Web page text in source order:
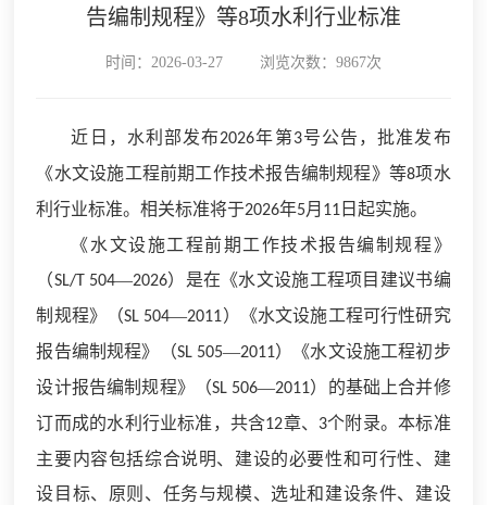
告编制规程》等8项水利行业标准
时间：2026-03-27 浏览次数：9867次
近日，水利部发布2026年第3号公告，批准发布
《水文设施工程前期工作技术报告编制规程》等8项水
利行业标准。相关标准将于2026年5月 11 日起实施。
《水文设施工程前期工作技术报告编制规程》
（SL/T 504—2026）是在《水文设施工程项目建议书编
制规程》（SL 504—2011）《水文设施工程可行性研究
报告编制规程》（SL 505—2011）《水文设施工程初步
设计报告编制规程》（SL 506—2011）的基础上合并修
订而成的水利行业标准，共含12章、 3个附录。本标准
主要内容包括综合说明、建设的必要性和可行性、建
设目标、原则、任务与规模、选址和建设条件、建设